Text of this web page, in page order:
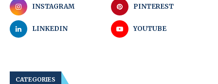
INSTAGRAM PINTEREST
LINKEDIN YOUTUBE
CATEGORIES